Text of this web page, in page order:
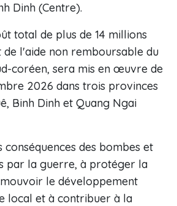
Dinh (Centre).
total de plus de 14 millions
de l'aide non remboursable du
coréen, sera mis en œuvre de
2026 dans trois provinces
Binh Dinh et Quang Ngai
des bombes et
par la guerre, à protéger la
le développement
local et à contribuer à la